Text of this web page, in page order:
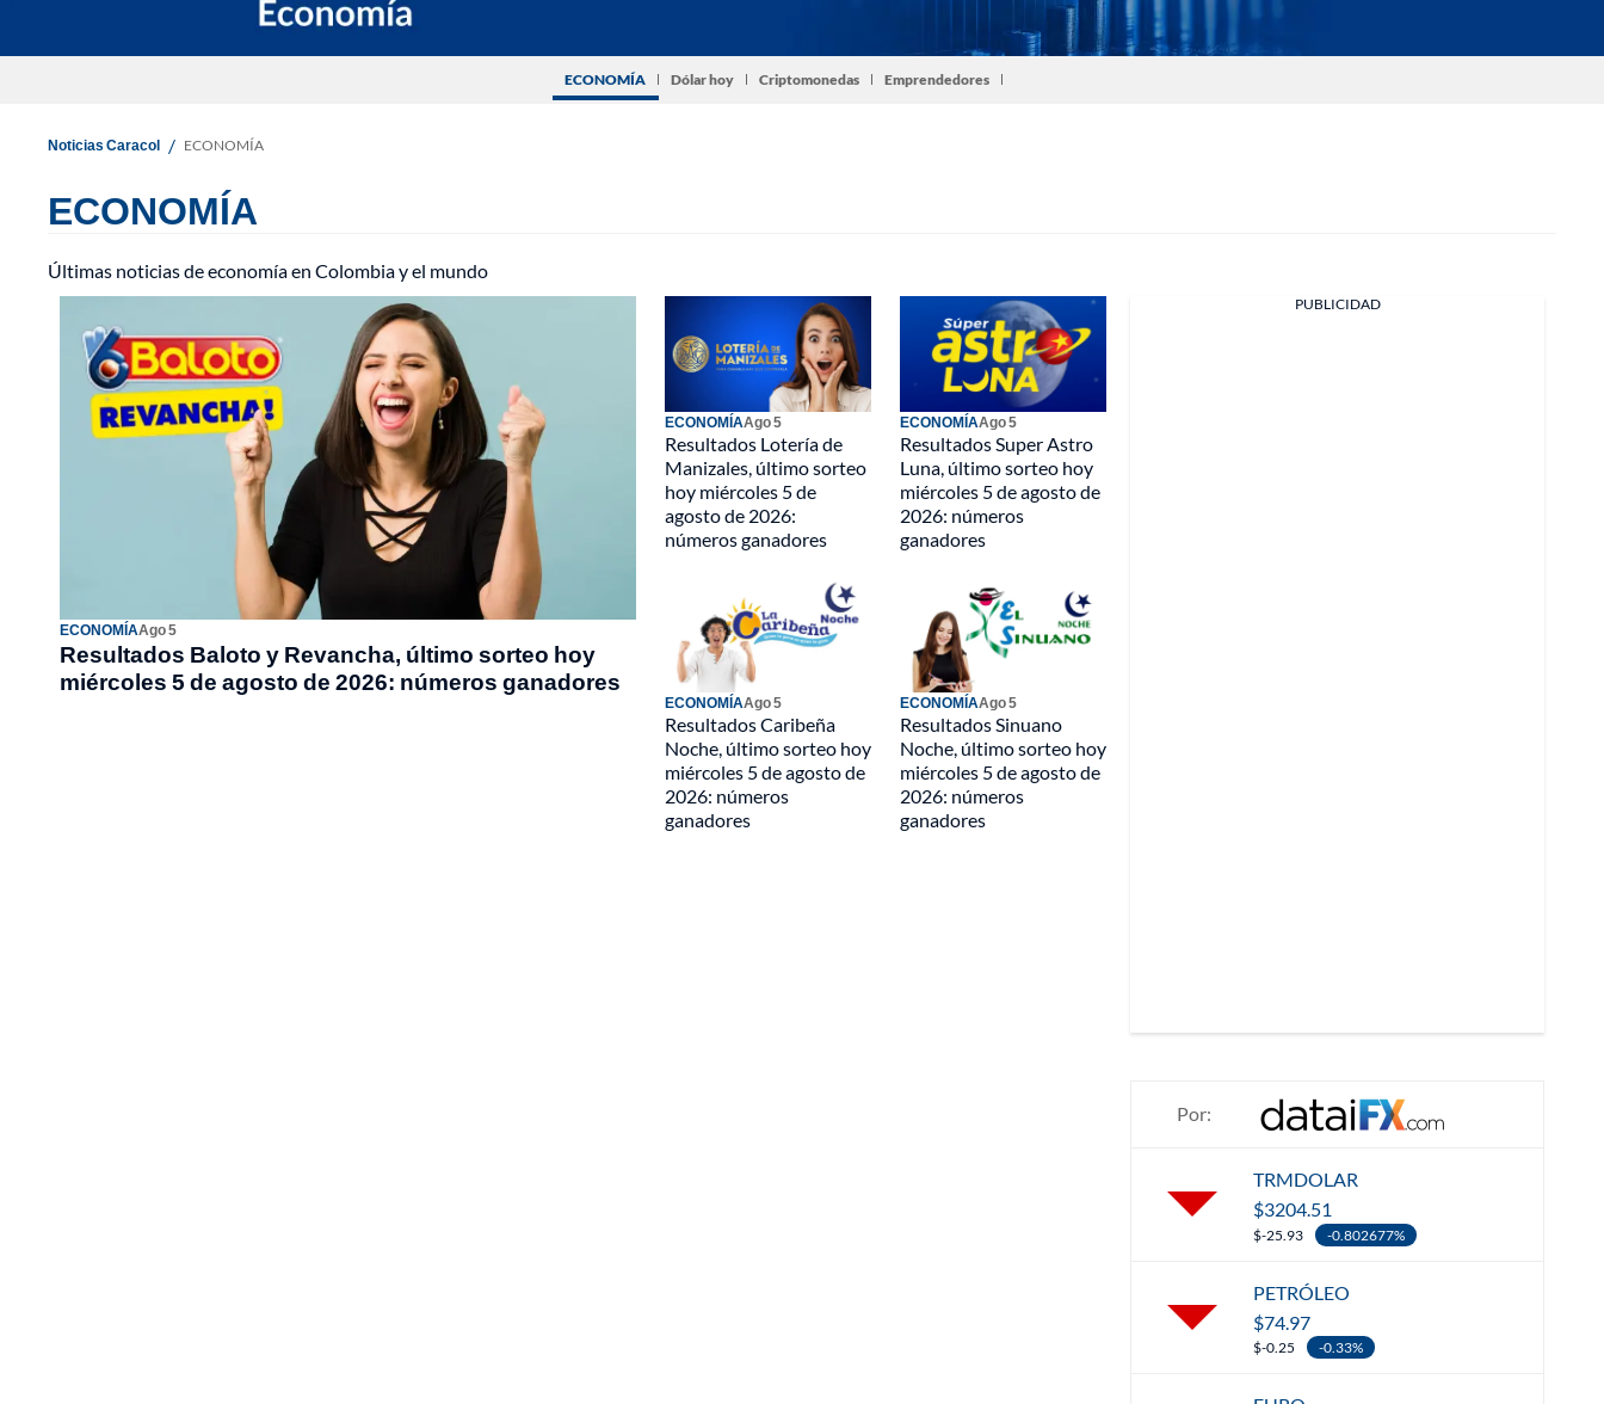
ECONOMÍA Dólar hoy Criptomonedas Emprendedores
Noticias Caracol / ECONOMÍA
ECONOMÍA
Últimas noticias de economía en Colombia y el mundo
ECONOMÍAAgo 5
Resultados Baloto y Revancha, último sorteo hoy
miércoles 5 de agosto de 2026: números ganadores
ECONOMÍAAgo 5
Resultados Lotería de
Manizales, último sorteo
hoy miércoles 5 de
agosto de 2026:
números ganadores
ECONOMÍAAgo 5
Resultados Super Astro
Luna, último sorteo hoy
miércoles 5 de agosto de
2026: números
ganadores
ECONOMÍAAgo 5
Resultados Caribeña
Noche, último sorteo hoy
miércoles 5 de agosto de
2026: números
ganadores
ECONOMÍAAgo 5
Resultados Sinuano
Noche, último sorteo hoy
miércoles 5 de agosto de
2026: números
ganadores
PUBLICIDAD
Por:
TRMDOLAR
$3204.51
$-25.93 -0.802677%
PETRÓLEO
$74.97
$-0.25 -0.33%